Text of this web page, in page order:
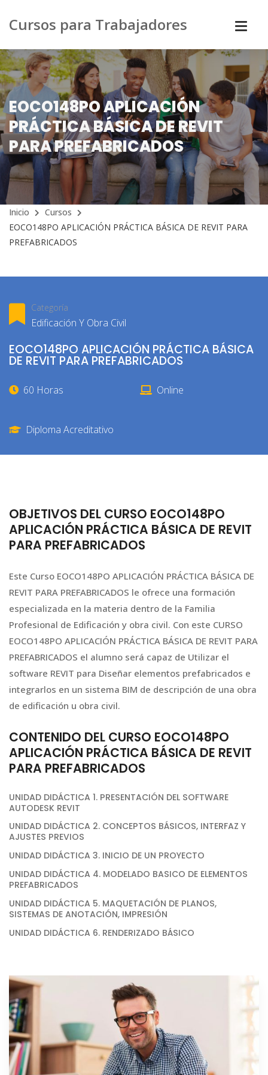
Cursos para Trabajadores
EOCO148PO APLICACIÓN
PRÁCTICA BÁSICA DE REVIT
PARA PREFABRICADOS
Inicio
Cursos
EOCO148PO APLICACIÓN PRÁCTICA BÁSICA DE REVIT PARA
PREFABRICADOS
Categoría
Edificación Y Obra Civil
EOCO148PO APLICACIÓN PRÁCTICA BÁSICA
DE REVIT PARA PREFABRICADOS
60 Horas Online
Diploma Acreditativo
OBJETIVOS DEL CURSO EOCO148PO
APLICACIÓN PRÁCTICA BÁSICA DE REVIT
PARA PREFABRICADOS
Este Curso EOCO148PO APLICACIÓN PRÁCTICA BÁSICA DE
REVIT PARA PREFABRICADOS le ofrece una formación
especializada en la materia dentro de la Familia
Profesional de Edificación y obra civil. Con este CURSO
EOCO148PO APLICACIÓN PRÁCTICA BÁSICA DE REVIT PARA
PREFABRICADOS el alumno será capaz de Utilizar el
software REVIT para Diseñar elementos prefabricados e
integrarlos en un sistema BIM de descripción de una obra
de edificación u obra civil.
CONTENIDO DEL CURSO EOCO148PO
APLICACIÓN PRÁCTICA BÁSICA DE REVIT
PARA PREFABRICADOS
UNIDAD DIDÁCTICA 1. PRESENTACIÓN DEL SOFTWARE
AUTODESK REVIT
UNIDAD DIDÁCTICA 2. CONCEPTOS BÁSICOS, INTERFAZ Y
AJUSTES PREVIOS
UNIDAD DIDÁCTICA 3. INICIO DE UN PROYECTO
UNIDAD DIDÁCTICA 4. MODELADO BASICO DE ELEMENTOS
PREFABRICADOS
UNIDAD DIDÁCTICA 5. MAQUETACIÓN DE PLANOS,
SISTEMAS DE ANOTACIÓN, IMPRESIÓN
UNIDAD DIDÁCTICA 6. RENDERIZADO BÁSICO